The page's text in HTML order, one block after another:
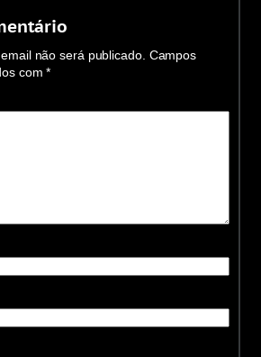
não será publicado. Campos
com*